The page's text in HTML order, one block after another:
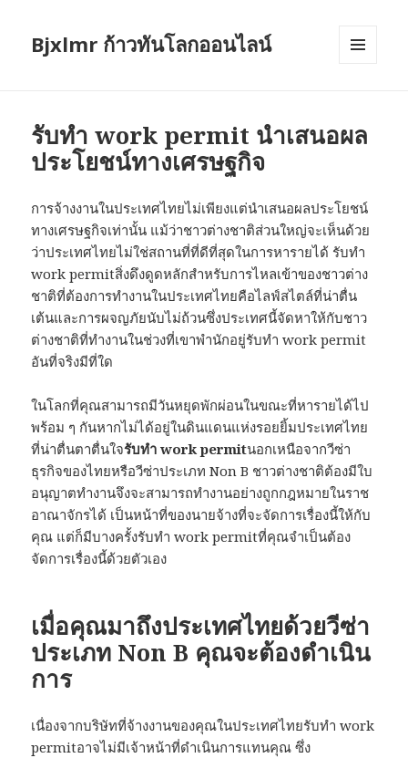
Bjxlmr ก้าวทันโลกออนไลน์
รับทำ work permit นำเสนอผล
ประโยชน์ทางเศรษฐกิจ
การจ้างงานในประเทศไทยไม่เพียงแต่นำเสนอผลประโยชน์
ทางเศรษฐกิจเท่านั้น แม้ว่าชาวต่างชาติส่วนใหญ่จะเห็นด้วย
ว่าประเทศไทยไม่ใช่สถานที่ที่ดีที่สุดในการหารายได้ รับทำ
work permitสิ่งดึงดูดหลักสำหรับการไหลเข้าของชาวต่าง
ชาติที่ต้องการทำงานในประเทศไทยคือไลฟ์สไตล์ที่น่าตื่น
เต้นและการผจญภัยนับไม่ถ้วนซึ่งประเทศนี้จัดหาให้กับชาว
ต่างชาติที่ทำงานในช่วงที่เขาพำนักอยู่รับทำ work permit
อันที่จริงมีที่ใด
ในโลกที่คุณสามารถมีวันหยุดพักผ่อนในขณะที่หารายได้ไป
พร้อม ๆ กันหากไม่ได้อยู่ในดินแดนแห่งรอยยิ้มประเทศไทย
ที่น่าตื่นตาตื่นใจรับทำwork permitนอกเหนือจากวีซ่า
ธุรกิจของไทยหรือวีซ่าประเภท Non B ชาวต่างชาติต้องมีใบ
อนุญาตทำงานจึงจะสามารถทำงานอย่างถูกกฎหมายในราช
อาณาจักรได้ เป็นหน้าที่ของนายจ้างที่จะจัดการเรื่องนี้ให้กับ
คุณ แต่ก็มีบางครั้งรับทำ work permitที่คุณจำเป็นต้อง
จัดการเรื่องนี้ด้วยตัวเอง
เมื่อคุณมาถึงประเทศไทยด้วยวีซ่า
ประเภท Non B คุณจะต้องดำเนิน
การ
เนื่องจากบริษัทที่จ้างงานของคุณในประเทศไทยรับทำ work
permitอาจไม่มีเจ้าหน้าที่ดำเนินการแทนคุณ ซึ่ง